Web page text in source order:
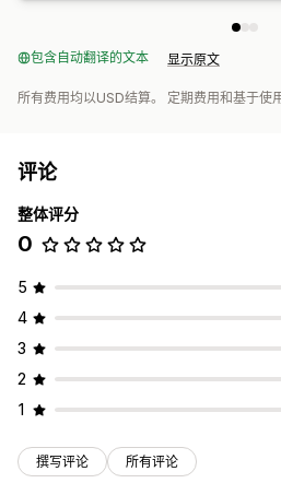
包含自动翻译的文本 显示原文
所有费用均以USD结算。 定期费用和基于使
评论
整体评分
0
5
4
3
2
1
撰写评论 所有评论